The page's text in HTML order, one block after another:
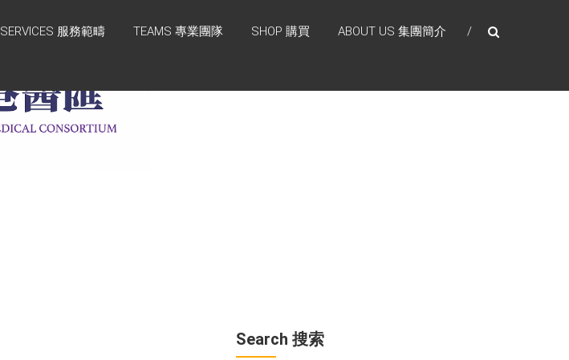
SERVICES 服務範疇 TEAMS 專業團隊 SHOP 購買 ABOUT US 集團簡介
Search 搜索